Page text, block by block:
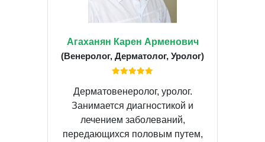
Агаханян Карен Арменович
(Венеролог, Дерматолог, Уролог)
Дерматовенеролог, уролог.
Занимается диагностикой и
лечением заболеваний,
передающихся половым путем,